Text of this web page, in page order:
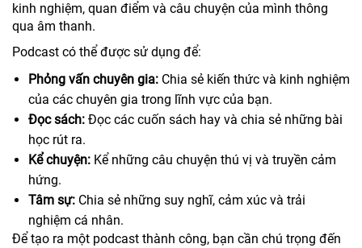
kinh nghiệm, quan điểm và câu chuyện của mình thông
qua âm thanh.
Podcast có thể được sử dụng để:
Phỏng vấn chuyên gia: Chia sẻ kiến thức và kinh nghiệm
của các chuyên gia trong lĩnh vực của bạn.
Đọc sách: Đọc các cuốn sách hay và chia sẻ những bài
học rút ra.
Kể chuyện: Kể những câu chuyện thú vị và truyền cảm
hứng.
Tâm sự: Chia sẻ những suy nghĩ, cảm xúc và trải
nghiệm cá nhân.
Để tạo ra một podcast thành công, bạn cần chú trọng đến